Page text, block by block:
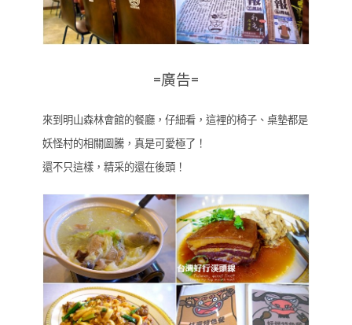
=廣告=
來到明山森林會館的餐廳，仔細看，這裡的椅子、桌墊都是
妖怪村的相關圖騰，真是可愛極了！
還不只這樣，精采的還在後頭！